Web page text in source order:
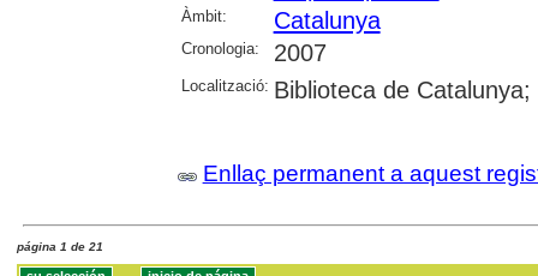
Àmbit: Catalunya
Cronologia: 2007
Localització: Biblioteca de
Enllaç permanent a aquest
página 1 de 21